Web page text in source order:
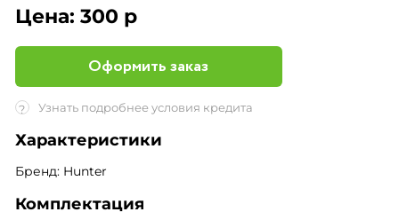
Цена: 300 р
Оформить заказ
? Узнать подробнее условия кредита
Характеристики
Бренд: Hunter
Комплектация